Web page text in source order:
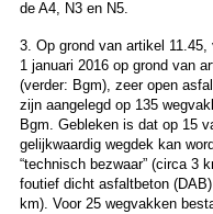
de A4, N3 en N5.
3. Op grond van artikel
1 januari 2016 op grond van
(verder: Bgm), zeer open
zijn aangelegd op 135
Bgm. Gebleken is dat op 15
gelijkwaardig wegdek kan
“technisch bezwaar” (circa 3
foutief dicht asfaltbeton
km). Voor 25 wegvakken